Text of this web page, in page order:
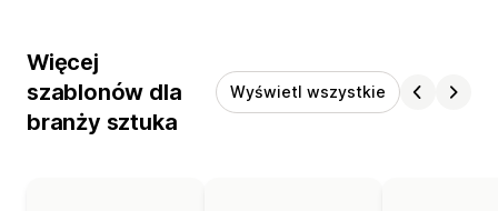
Więcej
szablonów dla
branży sztuka
Wyświetl wszystkie